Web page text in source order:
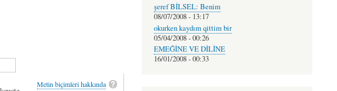
Metin biçimleri hakkında
şeref BİLSEL: Benim
08/07/2008 - 13:17
okurken kaydım qittim bir
05/04/2008 - 00:26
EMEĞİNE VE DİLİNE
16/01/2008 - 00:33